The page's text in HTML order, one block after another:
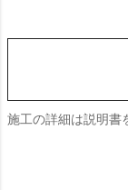
施工の詳細は説明書